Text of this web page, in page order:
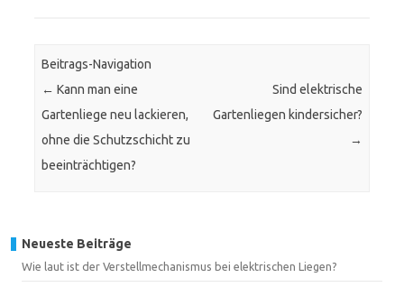
Beitrags-Navigation
← Kann man eine
Gartenliege neu lackieren,
ohne die Schutzschicht zu
beeinträchtigen?
Sind elektrische
Gartenliegen kindersicher?
→
Neueste Beiträge
Wie laut ist der Verstellmechanismus bei elektrischen Liegen?